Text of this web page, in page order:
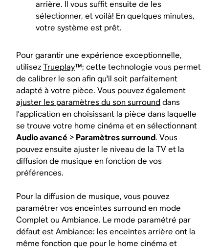
arrière. Il vous suffit ensuite de les
sélectionner, et voilà! En quelques minutes,
votre système est prêt.
Pour garantir une expérience exceptionnelle,
utilisezTrueplay™; cette technologie vous permet
de calibrer le son afin qu'il soit parfaitement
adapté à votre pièce. Vous pouvez également
ajuster les paramètres du son surround dans
l'application en choisissant la pièce dans laquelle
se trouve votre home cinéma et en sélectionnant
Audio avancé > Paramètres surround. Vous
pouvez ensuite ajuster le niveau de la TV et la
diffusion de musique en fonction de vos
préférences.
Pour la diffusion de musique, vous pouvez
paramétrer vos enceintes surround en mode
Complet ou Ambiance. Le mode paramétré par
défaut est Ambiance: les enceintes arrière ont la
même fonction que pour le home cinéma et